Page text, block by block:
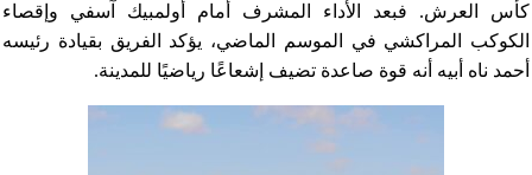
كأس العرش. فبعد الأداء المشرف أمام أولمبيك آسفي وإقصاء
الكوكب المراكشي في الموسم الماضي، يؤكد الفريق بقيادة رئيسه
أحمد ناه أبيه أنه قوة صاعدة تضيف إشعاعًا رياضيًا للمدينة.